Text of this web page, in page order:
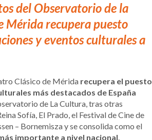
del Observatorio de la
Mérida recupera puesto
y eventos culturales a
Clásico de Mérida recupera el puesto
más destacados de España
de La Cultura, tras otras
Sofía, El Prado, el Festival de Cine de
– Bornemisza y se consolida como el
importante a nivel nacional.